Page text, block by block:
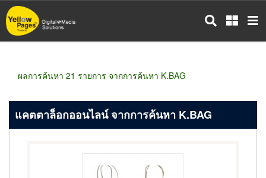
ข้าม
ไป
ผลการค้นหา 21 รายการ จากการค้นหา K.BAG
แคตตาล็อกออนไลน์ จากการค้นหา K.BAG